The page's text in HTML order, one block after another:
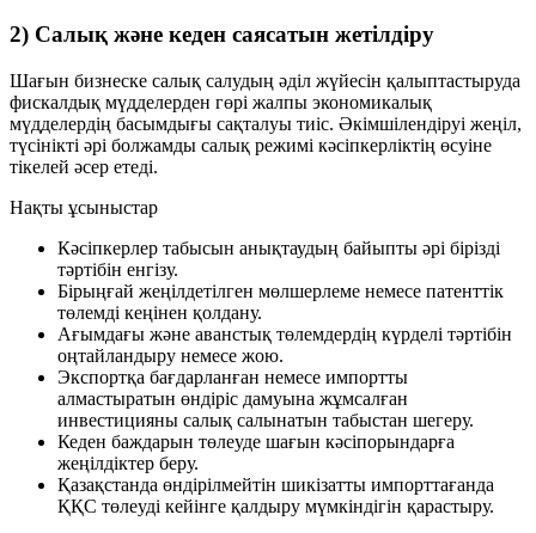
2) Салық және кеден саясатын жетілдіру
Шағын бизнеске салық салудың әділ жүйесін қалыптастыруда
фискалдық мүдделерден гөрі жалпы экономикалық
мүдделердің басымдығы сақталуы тиіс. Әкімшілендіруі жеңіл,
түсінікті әрі болжамды салық режимі кәсіпкерліктің өсуіне
тікелей әсер етеді.
Нақты ұсыныстар
Кәсіпкерлер табысын анықтаудың байыпты әрі бірізді
тәртібін енгізу.
Бірыңғай жеңілдетілген мөлшерлеме немесе патенттік
төлемді кеңінен қолдану.
Ағымдағы және аванстық төлемдердің күрделі тәртібін
оңтайландыру немесе жою.
Экспортқа бағдарланған немесе импортты
алмастыратын өндіріс дамуына жұмсалған
инвестицияны салық салынатын табыстан шегеру.
Кеден баждарын төлеуде шағын кәсіпорындарға
жеңілдіктер беру.
Қазақстанда өндірілмейтін шикізатты импорттағанда
ҚҚС төлеуді кейінге қалдыру мүмкіндігін қарастыру.